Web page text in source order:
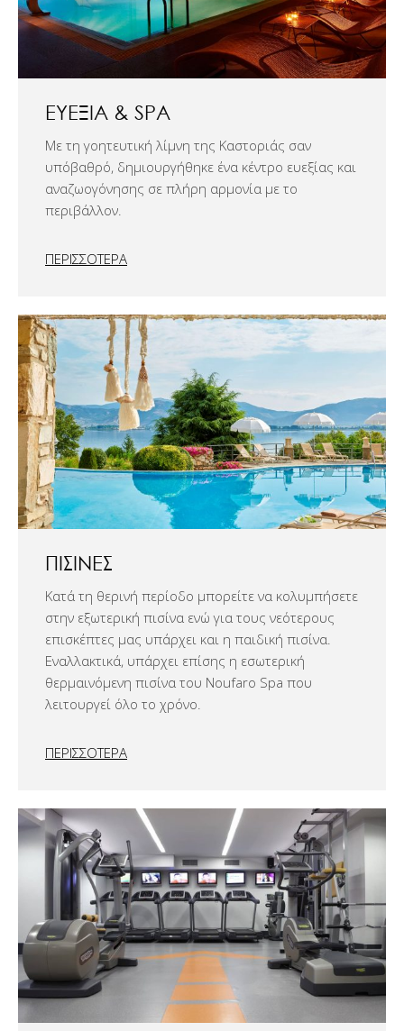
ΕΥΕΞΊΑ & SPA
Με τη γοητευτική λίμνη της Καστοριάς σαν
υπόβαθρό, δημιουργήθηκε ένα κέντρο ευεξίας και
αναζωογόνησης σε πλήρη αρμονία με το
περιβάλλον.
ΠΕΡΙΣΣΟΤΕΡΑ
ΠΙΣΊΝΕΣ
Κατά τη θερινή περίοδο μπορείτε να κολυμπήσετε
στην εξωτερική πισίνα ενώ για τους νεότερους
επισκέπτες μας υπάρχει και η παιδική πισίνα.
Εναλλακτικά, υπάρχει επίσης η εσωτερική
θερμαινόμενη πισίνα του Noufaro Spa που
λειτουργεί όλο το χρόνο.
ΠΕΡΙΣΣΟΤΕΡΑ